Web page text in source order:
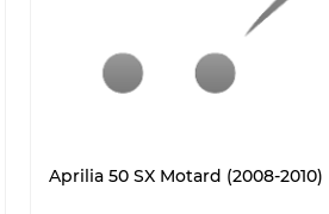
Aprilia 50 SX Motard (2008-2010)